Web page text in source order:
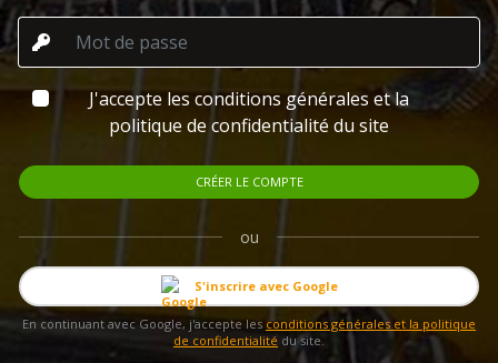
J'accepte les conditions générales et la
politique de confidentialité du site
CRÉER LE COMPTE
ou
S'inscrire avec Google
En continuant avec Google, j'accepte les conditions générales et la politique
de confidentialité du site.